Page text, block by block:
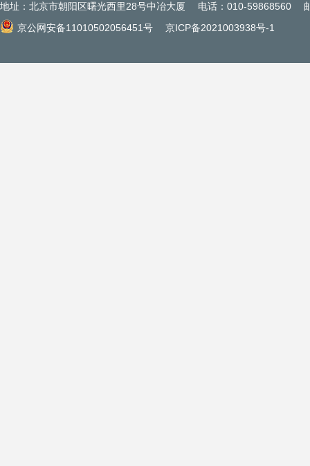
地址：北京市朝阳区曙光西里28号中冶大厦
电话：010-59868560
京公网安备11010502056451号
京ICP备2021003938号-1